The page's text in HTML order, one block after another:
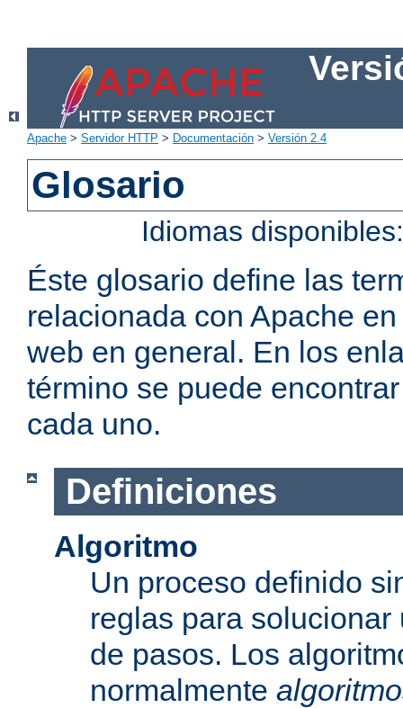
Apache > Servidor HTTP > Documentación > Versión 2.4
Glosario
Idiomas
Éste glosario define las
relacionada con Apache
web en general. En los
término se puede
cada uno.
Definiciones
Algoritmo
Un proceso definido
reglas para
de pasos. Los
normalmente